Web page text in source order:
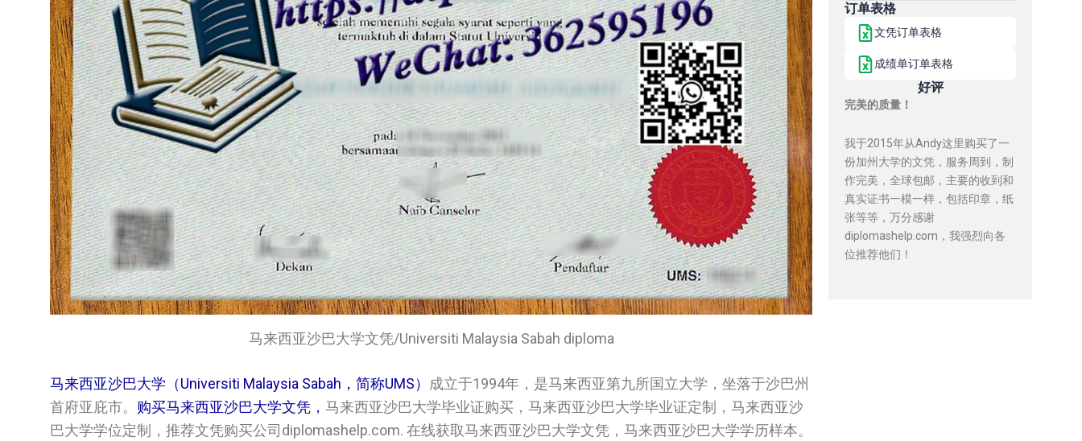
马来西亚沙巴大学文凭/Universiti Malaysia Sabah diploma
马来西亚沙巴大学（Universiti Malaysia Sabah，简称UMS） 成立于1994年，是马来西亚第九所国立大学，坐落于沙巴州
首府亚庇市。 购买马来西亚沙巴大学文凭， 马来西亚沙巴大学毕业证购买，马来西亚沙巴大学毕业证定制，马来西亚沙
巴大学学位定制，推荐文凭购买公司diplomashelp.com. 在线获取马来西亚沙巴大学文凭，马来西亚沙巴大学学历样本。
订单表格
文凭订单表格
成绩单订单表格
好评
完美的质量！
我于2015年从Andy这里购买了一
份加州大学的文凭，服务周到，制
作完美，全球包邮，主要的收到和
真实证书一模一样，包括印章，纸
张等等，万分感谢
diplomashelp.com，我强烈向各
位推荐他们！